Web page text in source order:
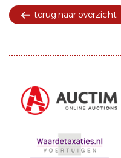
terug naar overzicht